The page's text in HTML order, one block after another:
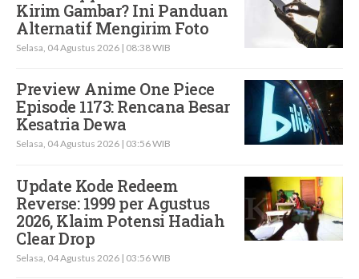
Kirim Gambar? Ini Panduan
Alternatif Mengirim Foto
Selasa, 04 Agustus 2026 | 08:38 WIB
Preview Anime One Piece
Episode 1173: Rencana Besar
Kesatria Dewa
Selasa, 04 Agustus 2026 | 03:56 WIB
Update Kode Redeem
Reverse: 1999 per Agustus
2026, Klaim Potensi Hadiah
Clear Drop
Selasa, 04 Agustus 2026 | 03:56 WIB